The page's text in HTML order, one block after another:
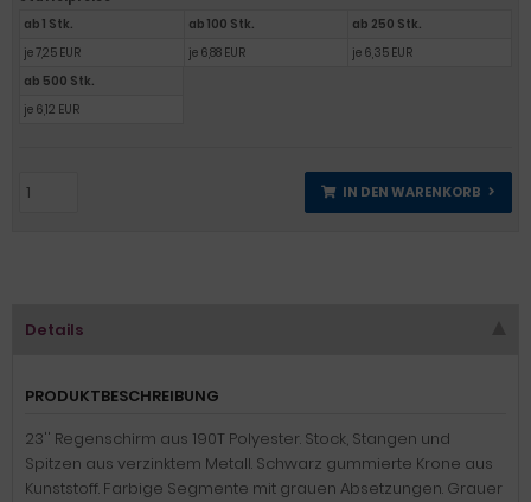
ab 1 Stk.
je 7,25 EUR
ab 100 Stk.
je 6,88 EUR
ab 250 Stk.
je 6,35 EUR
ab 500 Stk.
je 6,12 EUR
IN DEN WARENKORB
Details
PRODUKTBESCHREIBUNG
23'' Regenschirm aus 190T Polyester. Stock, Stangen und
Spitzen aus verzinktem Metall. Schwarz gummierte Krone aus
Kunststoff. Farbige Segmente mit grauen Absetzungen. Grauer